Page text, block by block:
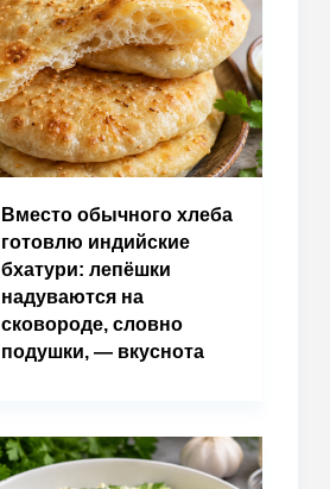
Вместо обычного хлеба
готовлю индийские
бхатури: лепёшки
надуваются на
сковороде, словно
подушки, — вкуснота